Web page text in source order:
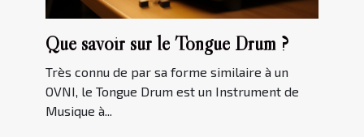
Que savoir sur le Tongue Drum ?
Très connu de par sa forme similaire à un
OVNI, le Tongue Drum est un Instrument de
Musique à...